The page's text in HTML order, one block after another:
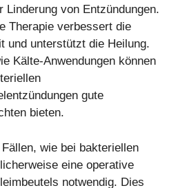
Linderung von Entzündungen.
Therapie verbessert die
und unterstützt die Heilung.
Kälte-Anwendungen können
gute
bieten.
wie bei bakteriellen
eine operative
notwendig. Dies